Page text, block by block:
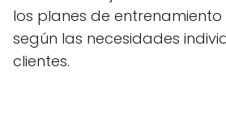
los planes de
según las necesidades
clientes.